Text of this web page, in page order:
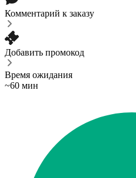
Комментарий к заказу
Добавить промокод
Время ожидания
~60 мин